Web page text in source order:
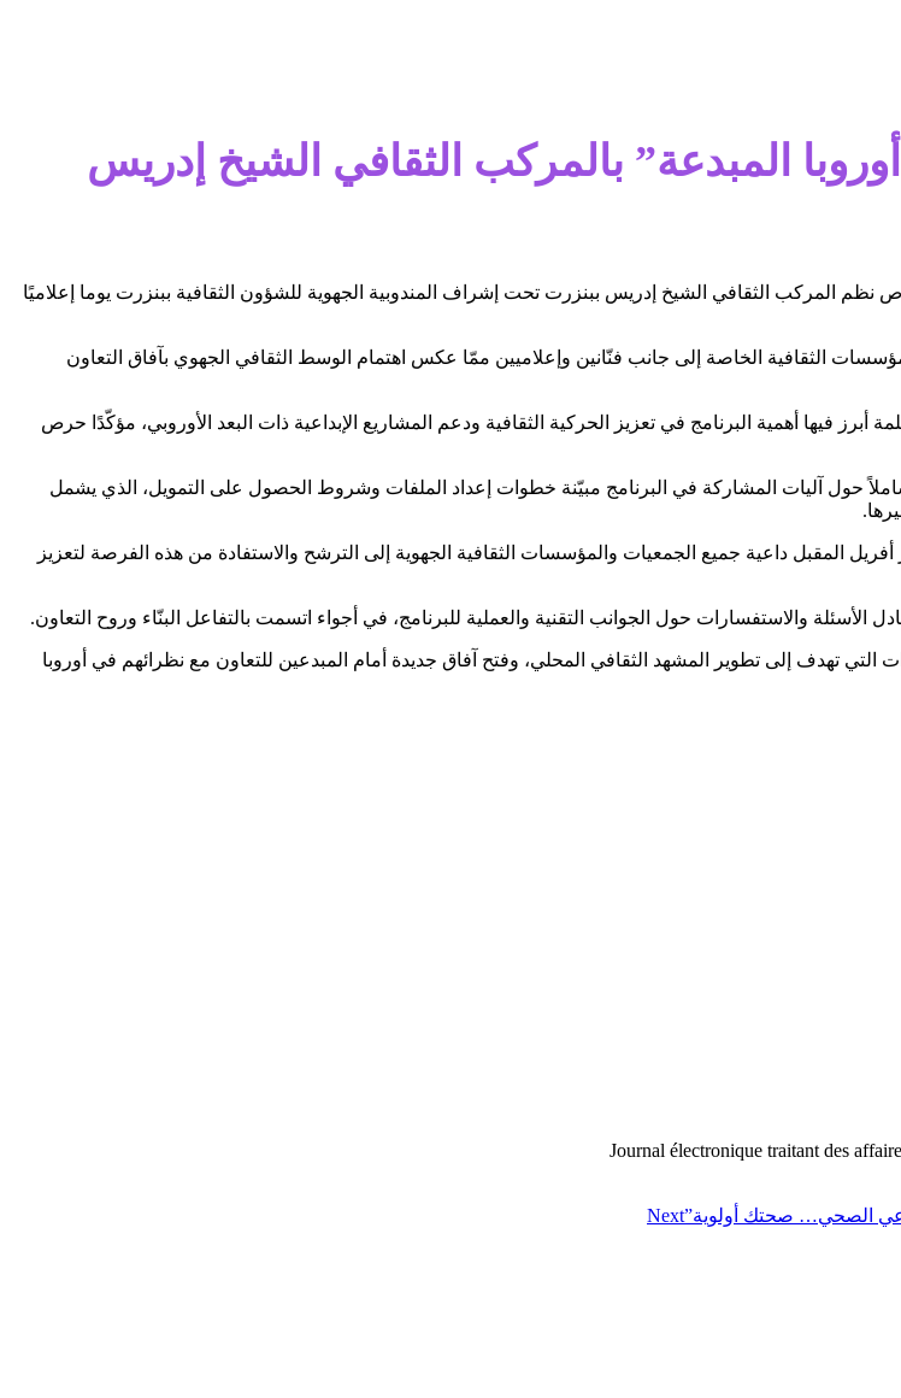
المبدعة” بالمركب الثقافي الشيخ إدريس
نظم المركب الثقافي الشيخ إدريس ببنزرت تحت إشراف المندوبية الجهوية للشؤون الثقافية ببنزرت يوما إعلاميًا
الثقافية الخاصة إلى جانب فنّانين وإعلاميين ممّا عكس اهتمام الوسط الثقافي الجهوي بآفاق التعاون
أبرز فيها أهمية البرنامج في تعزيز الحركية الثقافية ودعم المشاريع الإبداعية ذات البعد الأوروبي، مؤكّدًا حرص
حول آليات المشاركة في البرنامج مبيّنة خطوات إعداد الملفات وشروط الحصول على التمويل، الذي يشمل
المقبل داعية جميع الجمعيات والمؤسسات الثقافية الجهوية إلى الترشح والاستفادة من هذه الفرصة لتعزيز
والاستفسارات حول الجوانب التقنية والعملية للبرنامج، في أجواء اتسمت بالتفاعل البنّاء وروح التعاون.
التي تهدف إلى تطوير المشهد الثقافي المحلي، وفتح آفاق جديدة أمام المبدعين للتعاون مع نظرائهم في أوروبا
Journal électronique traitant des
الصحي… صحتك أولوية”Next